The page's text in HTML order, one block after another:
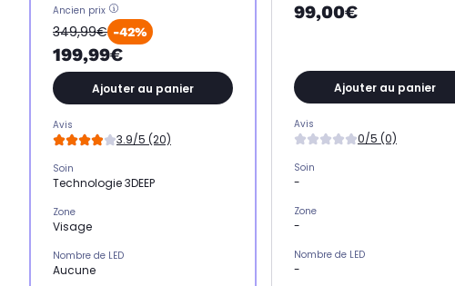
Ancien prix
349,99€ -42%
199,99€
Ajouter au panier
Avis
3.9/5 (20)
Soin
Technologie 3DEEP
Zone
Visage
Nombre de LED
Aucune
99,00€
Ajouter au panier
Avis
0/5 (0)
Soin
-
Zone
-
Nombre de LED
-